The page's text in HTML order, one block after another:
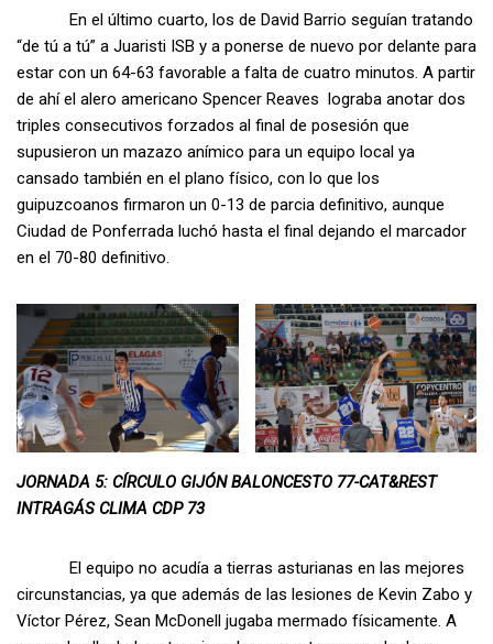
En el último cuarto, los de David Barrio seguían tratando
“de tú a tú” a Juaristi ISB y a ponerse de nuevo por delante para
estar con un 64-63 favorable a falta de cuatro minutos. A partir
de ahí el alero americano Spencer Reaves lograba anotar dos
triples consecutivos forzados al final de posesión que
supusieron un mazazo anímico para un equipo local ya
cansado también en el plano físico, con lo que los
guipuzcoanos firmaron un 0-13 de parcia definitivo, aunque
Ciudad de Ponferrada luchó hasta el final dejando el marcador
en el 70-80 definitivo.
JORNADA 5: CÍRCULO GIJÓN BALONCESTO 77-CAT&REST
INTRAGÁS CLIMA CDP 73
El equipo no acudía a tierras asturianas en las mejores
circunstancias, ya que además de las lesiones de Kevin Zabo y
Víctor Pérez, Sean McDonell jugaba mermado físicamente. A